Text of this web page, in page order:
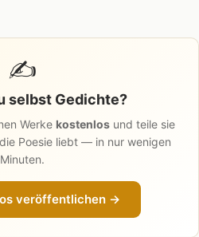
✍️
selbst Gedichte?
Werke kostenlos und teile sie
Poesie liebt — in nur wenigen
Minuten.
veröffentlichen →